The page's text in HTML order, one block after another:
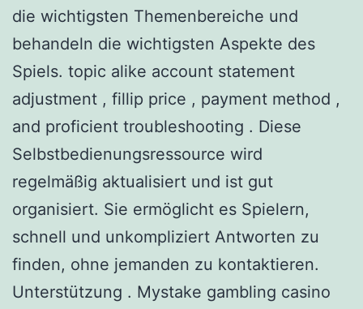
die wichtigsten Themenbereiche und
behandeln die wichtigsten Aspekte des
Spiels. topic alike account statement
adjustment , fillip price , payment method ,
and proficient troubleshooting . Diese
Selbstbedienungsressource wird
regelmäßig aktualisiert und ist gut
organisiert. Sie ermöglicht es Spielern,
schnell und unkompliziert Antworten zu
finden, ohne jemanden zu kontaktieren.
Unterstützung . Mystake gambling casino